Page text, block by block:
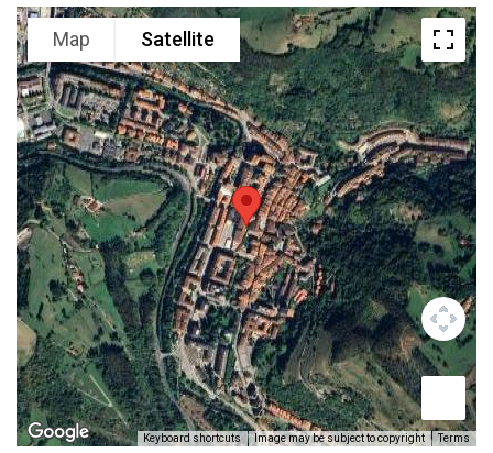
Map Satellite
Keyboard shortcuts Image may be subject to copyright Terms